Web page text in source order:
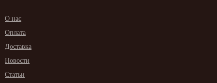
О нас
Оплата
Доставка
Новости
Статьи